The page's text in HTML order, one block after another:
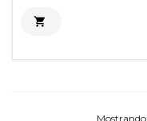

Mostrando